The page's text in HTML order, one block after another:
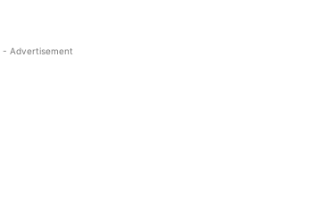
- Advertisement